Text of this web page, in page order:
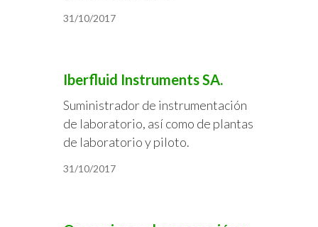
31/10/2017
Iberfluid Instruments SA.
Suministrador de instrumentación
de laboratorio, así como de plantas
de laboratorio y piloto.
31/10/2017